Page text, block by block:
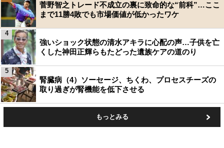
菅野智之トレード不成立の裏に致命的な“前科”…ここ
まで11勝4敗でも市場価値が低かったワケ
強いショック状態の清水アキラに心配の声…子供を亡
くした神田正輝らもたどった遺族ケアの道のり
4
腎臓病（4）ソーセージ、ちくわ、プロセスチーズの
取り過ぎが腎機能を低下させる
5
もっとみる